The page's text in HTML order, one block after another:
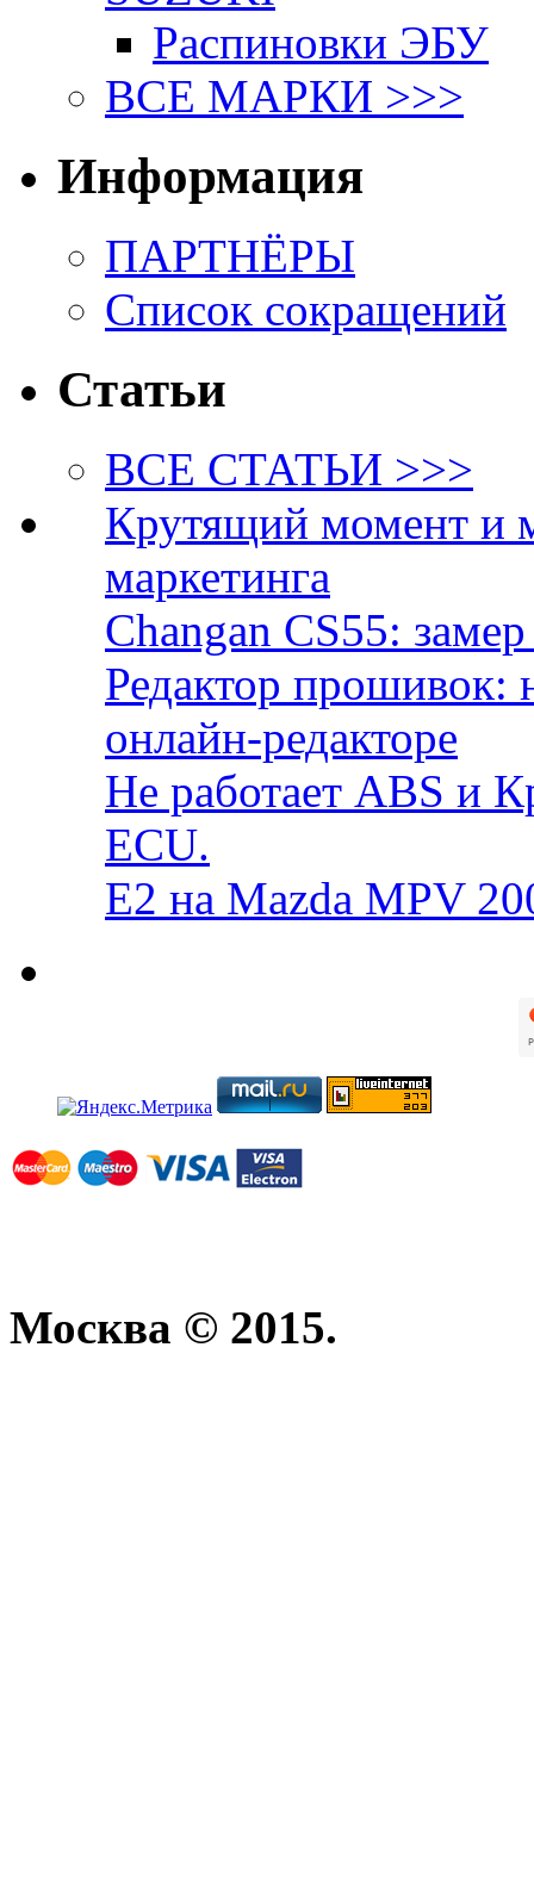
Распиновки ЭБУ
ВСЕ МАРКИ >>>
Информация
ПАРТНЁРЫ
Список сокращений
Статьи
ВСЕ СТАТЬИ >>>
Крутящий момент и
маркетинга
Changan CS55:
Редактор прошивок:
онлайн-редакторе
Не работает ABS и
ECU.
E2 на Mazda MPV
Москва © 2015.